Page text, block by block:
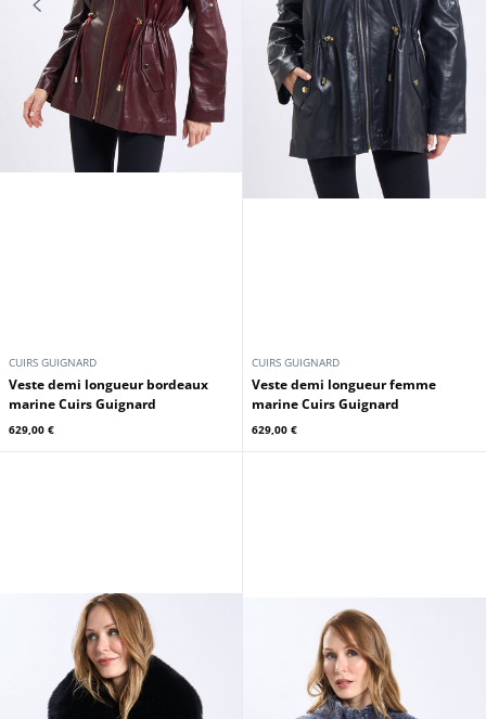
CUIRS GUIGNARD
Veste demi longueur bordeaux
marine Cuirs Guignard
629,00 €
CUIRS GUIGNARD
Veste demi longueur femme
marine Cuirs Guignard
629,00 €